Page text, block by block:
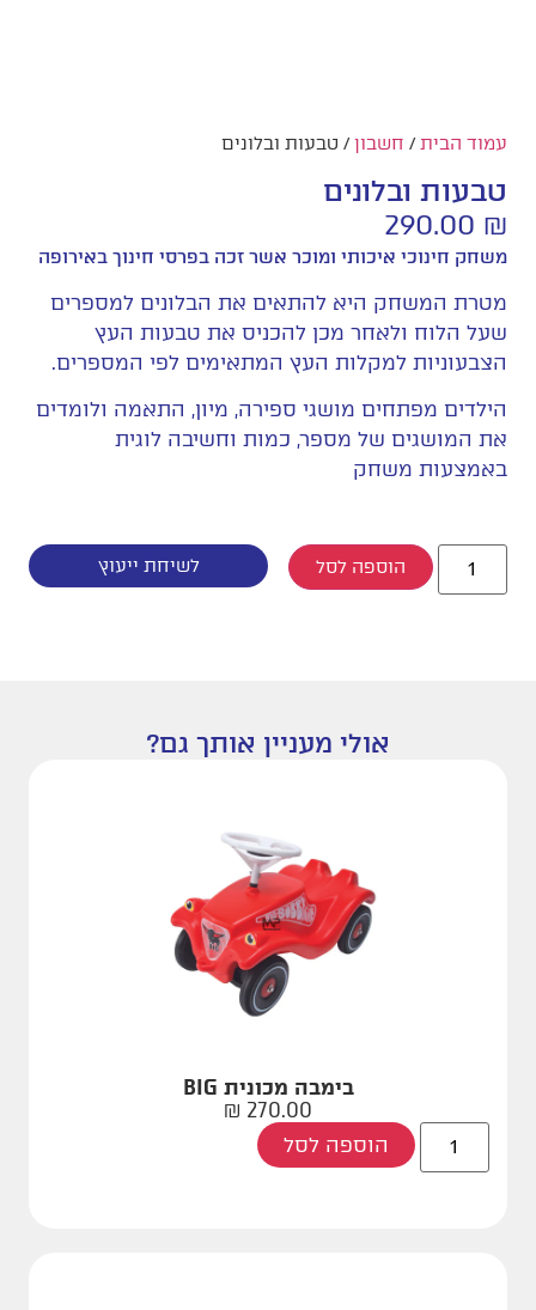
עמוד הבית/ חשבון/ טבעות ובלונים
טבעות ובלונים
290.00 ₪
משחק חינוכי איכותי ומוכר אשר זכה בפרסי חינוך באירופה
מטרת המשחק היא להתאים את הבלונים למספרים
שעל הלוח ולאחר מכן להכניס את טבעות העץ
הצבעוניות למקלות העץ המתאימים לפי המספרים.
הילדים מפתחים מושגי ספירה, מיון, התאמה ולומדים
את המושגים של מספר, כמות וחשיבה לוגית
באמצעות משחק
הוספה לסל לשיחת ייעוץ
אולי מעניין אותך גם?
בימבה מכונית BIG
270.00
₪
הוספה לסל